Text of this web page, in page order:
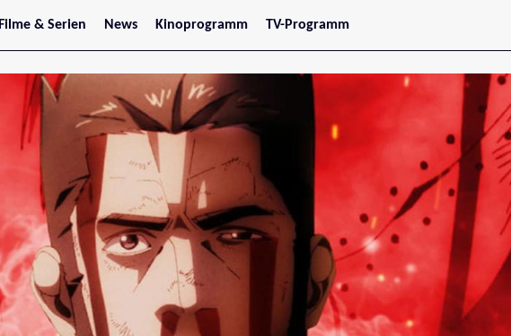
Filme & Serien
Trailer
Filmarchiv
Serienarchiv
News
Stars
Kinoprogramm
Jetzt im Kino
Wien
Niederösterreich
Oberösterreich
Steiermark
Burgenland
Kärnten
Salzburg
Tirol
Vorarlberg
TV-Programm